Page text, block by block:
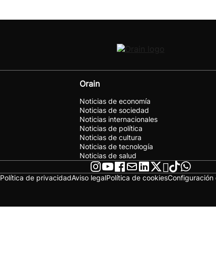
Orain
Noticias de economía
Noticias de sociedad
Noticias internacionales
Noticias de política
Noticias de cultura
Noticias de tecnología
Noticias de salud
Política de privacidadAviso legalPolítica de cookiesConfiguración